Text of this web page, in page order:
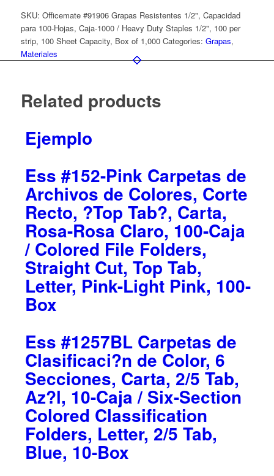
SKU: Officemate #91906 Grapas Resistentes 1/2", Capacidad
para 100-Hojas, Caja-1000 / Heavy Duty Staples 1/2", 100 per
strip, 100 Sheet Capacity, Box of 1,000 Categories: Grapas,
Materiales
Related products
Ejemplo
Ess #152-Pink Carpetas de
Archivos de Colores, Corte
Recto, ?Top Tab?, Carta,
Rosa-Rosa Claro, 100-Caja
/ Colored File Folders,
Straight Cut, Top Tab,
Letter, Pink-Light Pink, 100-
Box
Ess #1257BL Carpetas de
Clasificaci?n de Color, 6
Secciones, Carta, 2/5 Tab,
Az?l, 10-Caja / Six-Section
Colored Classification
Folders, Letter, 2/5 Tab,
Blue, 10-Box